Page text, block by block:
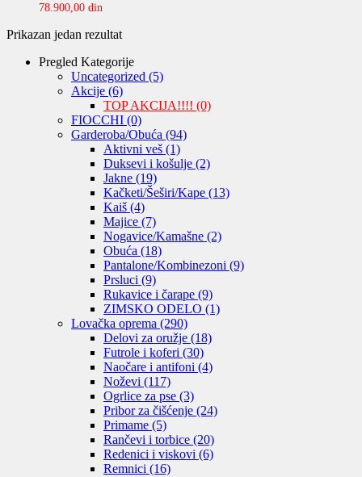
78.900,00 din
Prikazan jedan rezultat
Pregled Kategorije
Uncategorized (5)
Akcije (6)
TOP AKCIJA!!!! (0)
FIOCCHI (0)
Garderoba/Obuća (94)
Aktivni veš (1)
Duksevi i košulje (2)
Jakne (19)
Kačketi/Šeširi/Kape (13)
Kaiš (4)
Majice (7)
Nogavice/Kamašne (2)
Obuća (18)
Pantalone/Kombinezoni (9)
Prsluci (9)
Rukavice i čarape (9)
ZIMSKO ODELO (1)
Lovačka oprema (290)
Delovi za oružje (18)
Futrole i koferi (30)
Naočare i antifoni (4)
Noževi (117)
Ogrlice za pse (3)
Pribor za čišćenje (24)
Primame (5)
Rančevi i torbice (20)
Redenici i viskovi (6)
Remnici (16)